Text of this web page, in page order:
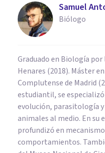
Samuel
Biólogo
Graduado en Biología por
Henares (2018). Máster
Complutense de Madrid
estudiantil, se
evolución, parasitología
animales al medio. En su
profundizó en
comportamientos.